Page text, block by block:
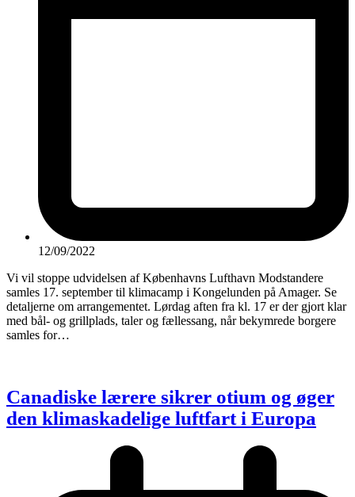
12/09/2022
Vi vil stoppe udvidelsen af Københavns Lufthavn Modstandere
samles 17. september til klimacamp i Kongelunden på Amager. Se
detaljerne om arrangementet. Lørdag aften fra kl. 17 er der gjort klar
med bål- og grillplads, taler og fællessang, når bekymrede borgere
samles for…
Canadiske lærere sikrer otium og øger
den klimaskadelige luftfart i Europa